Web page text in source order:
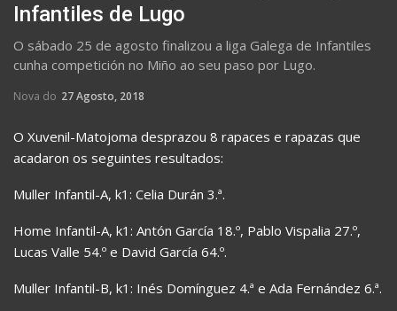
Infantiles de Lugo
O sábado 25 de agosto finalizou a liga Galega de Infantiles
cunha competición no Miño ao seu paso por Lugo.
Nova do 27 Agosto, 2018
O Xuvenil-Matojoma desprazou 8 rapaces e rapazas que
acadaron os seguintes resultados:
Muller Infantil-A, k1: Celia Durán 3.ª.
Home Infantil-A, k1: Antón García 18.º, Pablo Vispalia 27.º,
Lucas Valle 54.º e David García 64.º.
Muller Infantil-B, k1: Inés Domínguez 4.ª e Ada Fernández 6.ª.